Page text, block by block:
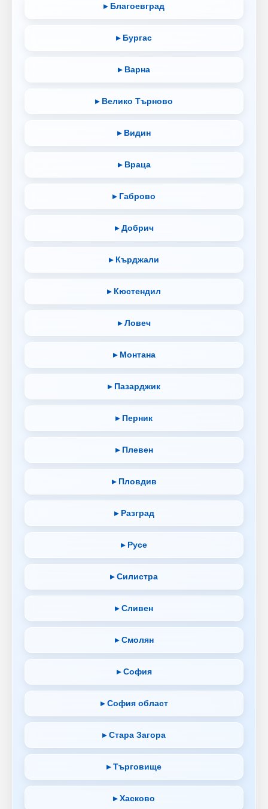
▸ Благоевград
▸ Бургас
▸ Варна
▸ Велико Търново
▸ Видин
▸ Враца
▸ Габрово
▸ Добрич
▸ Кърджали
▸ Кюстендил
▸ Ловеч
▸ Монтана
▸ Пазарджик
▸ Перник
▸ Плевен
▸ Пловдив
▸ Разград
▸ Русе
▸ Силистра
▸ Сливен
▸ Смолян
▸ София
▸ София област
▸ Стара Загора
▸ Търговище
▸ Хасково